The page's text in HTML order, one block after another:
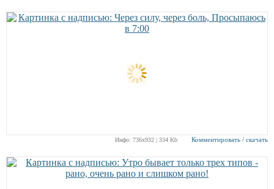
Инфо: 736х932 | 334 Kb Комментировать / скачать